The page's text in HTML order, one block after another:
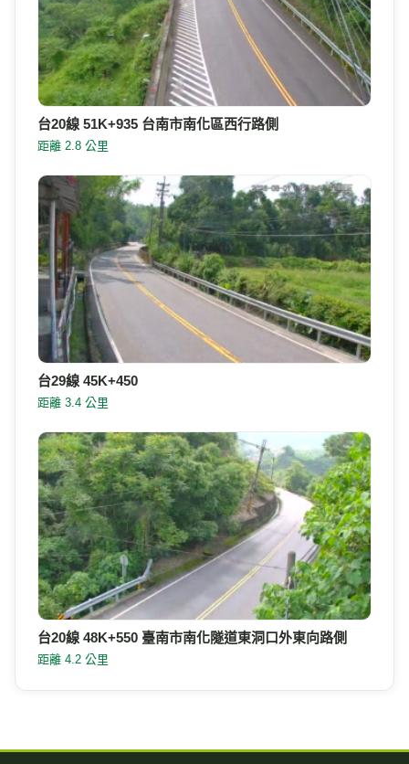
台20線 51K+935 台南市南化區西行路側
距離 2.8 公里
台29線 45K+450
距離 3.4 公里
台20線 48K+550 臺南市南化隧道東洞口外東向路側
距離 4.2 公里